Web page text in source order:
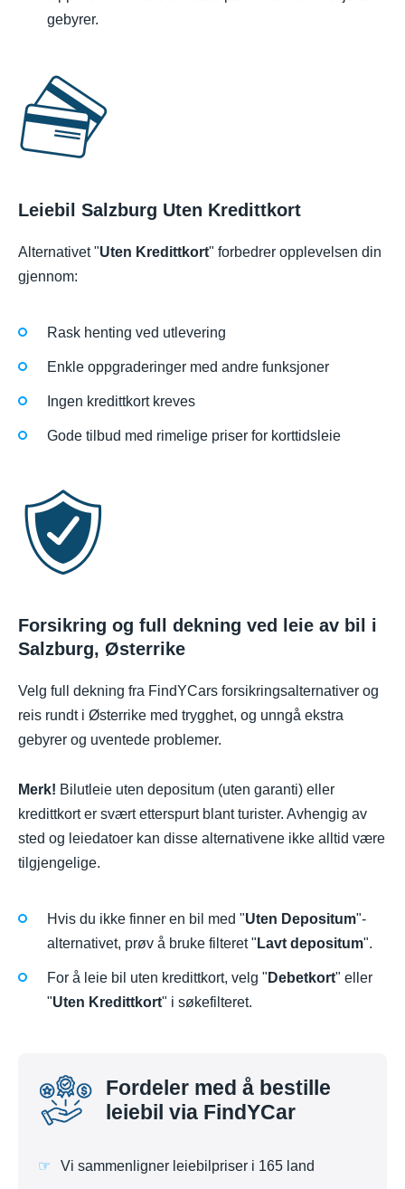
gebyrer.
Leiebil Salzburg Uten Kredittkort
Alternativet "Uten Kredittkort" forbedrer opplevelsen din
gjennom:
Rask henting ved utlevering
Enkle oppgraderinger med andre funksjoner
Ingen kredittkort kreves
Gode tilbud med rimelige priser for korttidsleie
Forsikring og full dekning ved leie av bil i
Salzburg, Østerrike
Velg full dekning fra FindYCars forsikringsalternativer og
reis rundt i Østerrike med trygghet, og unngå ekstra
gebyrer og uventede problemer.
Merk! Bilutleie uten depositum (uten garanti) eller
kredittkort er svært etterspurt blant turister. Avhengig av
sted og leiedatoer kan disse alternativene ikke alltid være
tilgjengelige.
Hvis du ikke finner en bil med "Uten Depositum"-
alternativet, prøv å bruke filteret " Lavt depositum".
For å leie bil uten kredittkort, velg " Debetkort" eller
"Uten Kredittkort" i søkefilteret.
Fordeler med å bestille
leiebil via FindYCar
Vi sammenligner leiebilpriser i 165 land